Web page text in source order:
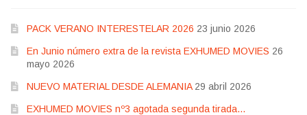
PACK VERANO INTERESTELAR 2026 23 junio 2026
En Junio número extra de la revista EXHUMED MOVIES 26
mayo 2026
NUEVO MATERIAL DESDE ALEMANIA 29 abril 2026
EXHUMED MOVIES nº3 agotada segunda tirada…